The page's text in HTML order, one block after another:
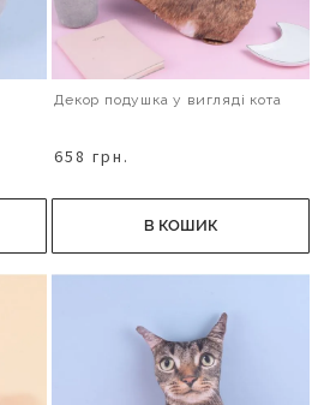
Декор подушка у вигляді кота
658 грн.
В КОШИК